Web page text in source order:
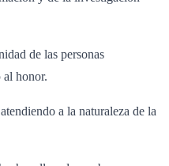
de las personas
al honor.
a la naturaleza de la